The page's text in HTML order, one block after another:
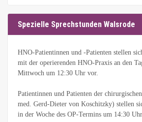
Spezielle Sprechstunden Walsrode
HNO-Patientinnen und -Patienten stellen
mit der operierenden HNO-Praxis an den
Mittwoch um 12:30 Uhr vor.
Patientinnen und Patienten der
med. Gerd-Dieter von Koschitzky) stellen
in der Woche des OP-Termins um 14:30